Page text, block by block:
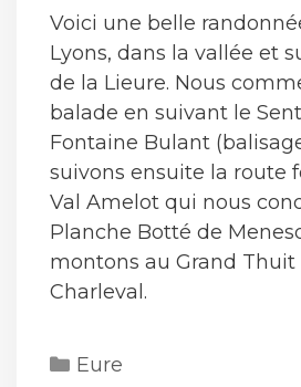
Voici une belle
Lyons, dans la vallée et
de la Lieure. Nous
balade en suivant le
Fontaine Bulant
suivons ensuite la route
Val Amelot qui nous
Planche Botté de
montons au Grand
Charleval.
Catégories
Eure